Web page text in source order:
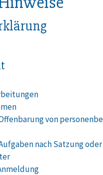
von
nach Satzung